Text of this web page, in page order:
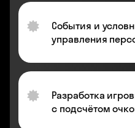
События и
управления
Разработка
с подсчётом